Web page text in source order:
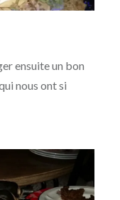
ensuite un bon
nous ont si